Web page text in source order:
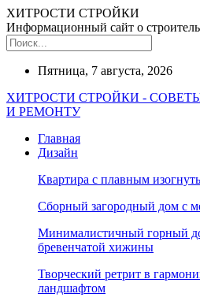
ХИТРОСТИ СТРОЙКИ
Информационный сайт о
Пятница, 7 августа, 2026
ХИТРОСТИ СТРОЙКИ -
И РЕМОНТУ
Главная
Дизайн
Квартира с плавным
Сборный загородный дом с
Минималистичный горный
бревенчатой хижины
Творческий ретрит в
ландшафтом